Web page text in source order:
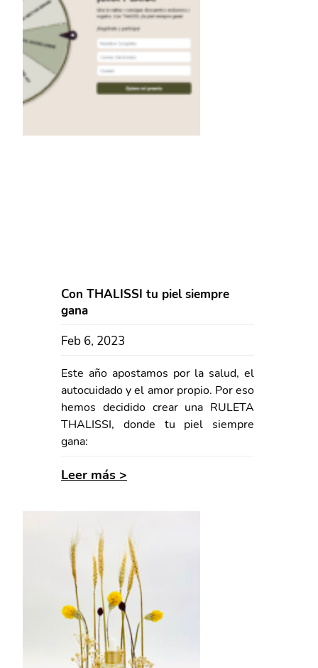
Con THALISSI tu piel siempre
gana
Feb 6, 2023
Este año apostamos por la salud, el
autocuidado y el amor propio. Por eso
hemos decidido crear una RULETA
THALISSI, donde tu piel siempre
gana:
Leer más >